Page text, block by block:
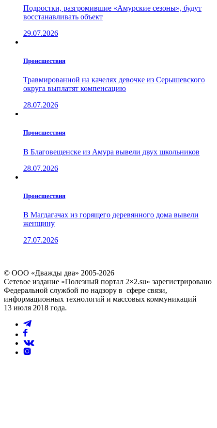
Подростки, разгромившие «Амурские сезоны», будут
восстанавливать объект
29.07.2026
Проиcшествия
Травмированной на качелях девочке из Серышевского
округа выплатят компенсацию
28.07.2026
Проиcшествия
В Благовещенске из Амура вывели двух школьников
28.07.2026
Проиcшествия
В Магдагачах из горящего деревянного дома вывели
женщину
27.07.2026
© ООО «Дважды два» 2005-2026
Сетевое издание «Полезный портал 2×2.su» зарегистрировано
Федеральной службой по надзору в сфере связи,
информационных технологий и массовых коммуникаций
13 июля 2018 года.